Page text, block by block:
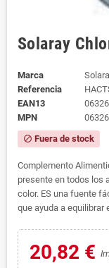
Solaray
Marca
Referencia
EAN13
MPN
block Fuera de stock
Complemento
presente en todos los
color. ES una fuente
que ayuda a equilibrar
20,82 €